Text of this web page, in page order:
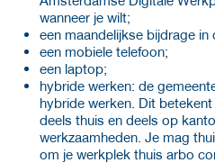
wanneer je wilt;
een maandelijkse bijdrage
een mobiele telefoon;
een laptop;
hybride werken: de
hybride werken. Dit
deels thuis en deels op
werkzaamheden. Je mag
om je werkplek thuis arbo